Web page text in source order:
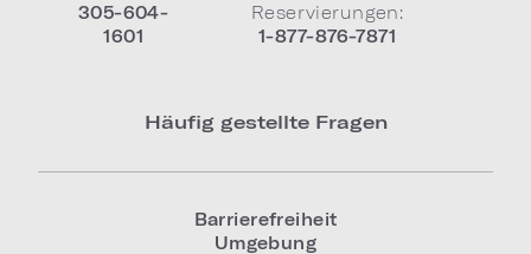
305-604-
1601
Reservierungen:
1-877-876-7871
Häufig gestellte Fragen
Barrierefreiheit
Umgebung